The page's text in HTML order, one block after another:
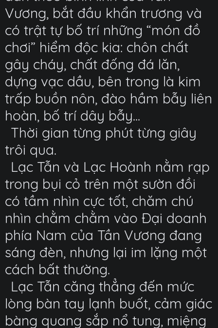
Vương, bắt đầu khẩn trương và
có trật tự bố trí những “món đồ
chơi” hiểm độc kia: chôn chất
gây cháy, chất đống đá lăn,
dựng vạc dầu, bên trong là kim
trấp buồn nôn, đào hầm bẫy liên
hoàn, bố trí dây bẫy...
Thời gian từng phút từng giây
trôi qua.
Lạc Tẫn và Lạc Hoành nằm rạp
trong bụi cỏ trên một sườn đồi
có tầm nhìn cực tốt, chăm chú
nhìn chằm chằm vào Đại doanh
phía Nam của Tần Vương đang
sáng đèn, nhưng lại im lặng một
cách bất thường.
Lạc Tẫn căng thẳng đến mức
lòng bàn tay lạnh buốt, cảm giác
bàng quang sắp nổ tung, miệng